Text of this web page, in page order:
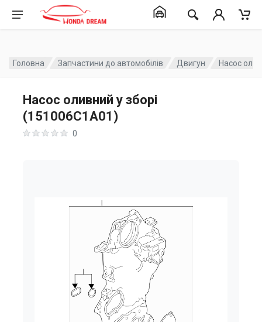
Головна Запчастини до автомобілів Двигун Насос
Насос оливний у зборі
(151006C1A01)
0